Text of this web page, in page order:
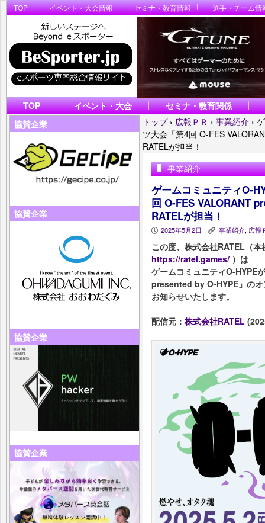
TOP イベント・大会情報 セミナ・教育情報 選手・チーム情
TOP イベント・大会
セミナ・教育関係
協賛企業
協賛企業
協賛企業
協賛企業
トップ › 広報ＰＲ › 事業紹介 ›
ツ大会「第4回 O-FES
RATELが担当！
事業紹介
ゲームコミュニティO-
回 O-FES VALORANT
RATELが担当！
P 2025年5月2日 K 事業紹介, 広報
この度、株式会社RATEL（
https://ratel.games/ ）は
ゲームコミュニティO-HYPE
presented by O-HYPE」のオ
お知らせいたします。
配信元： 株式会社RATEL